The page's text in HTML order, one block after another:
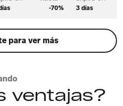
-70% 3 días
para ver más
ventajas?